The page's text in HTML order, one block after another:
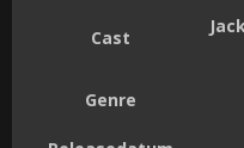
Cast
Genre